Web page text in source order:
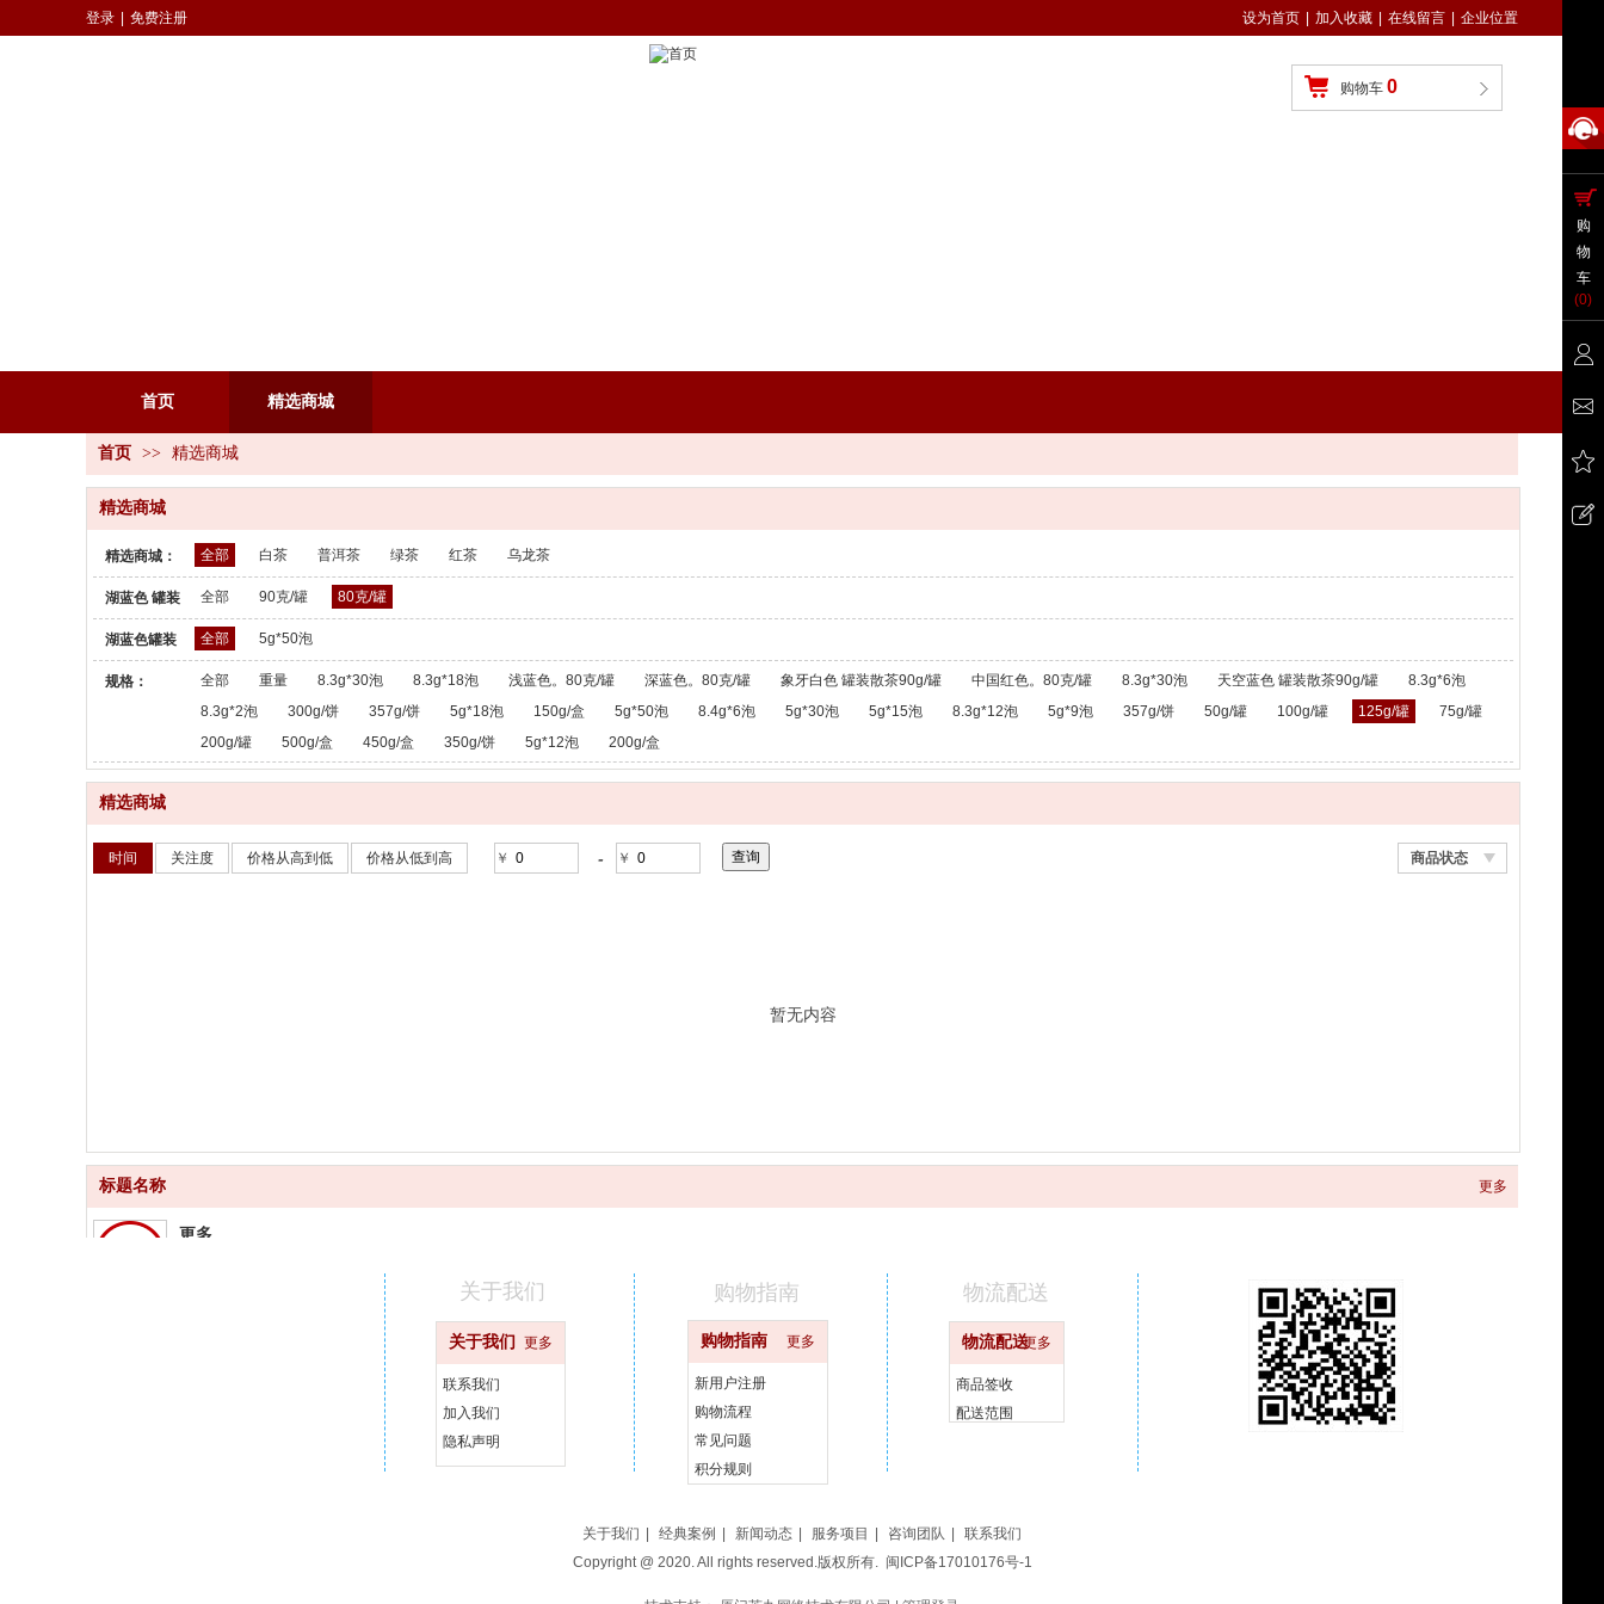
购物车 0
登录 免费注册 设为首页 加入收藏 在线留言 企业位置
首页 精选商城
首页 >> 精选商城
精选商城
精选商城： 全部 白茶 普洱茶 绿茶 红茶 乌龙茶
湖蓝色 罐装
散茶：
全部 90克/罐 80克/罐
湖蓝色罐装
散茶：
全部 5g*50泡
规格： 全部 重量 8.3g*30泡 8.3g*18泡 浅蓝色。80克/罐 深蓝色。80克/罐 象牙白色 罐装散茶90g/罐 中国红色。80克/罐 8.3g*30泡 天空蓝色 罐装散茶90g/罐
8.3g*6泡
8.3g*2泡
300g/饼 357g/饼 5g*18泡 150g/盒 5g*50泡 8.4g*6泡 5g*30泡 5g*15泡 8.3g*12泡 5g*9泡 357g/饼 50g/罐 100g/罐 125g/罐
75g/罐
200g/罐
500g/盒 450g/盒 350g/饼 5g*12泡 200g/盒
精选商城
商品状态
时间 关注度 价格从高到低 价格从低到高 ￥ - ￥
暂无内容
标题名称 更多
更多
关于我们 更多
联系我们
加入我们
隐私声明
购物指南 更多
新用户注册
购物流程
常见问题
积分规则
物流配送更多
商品签收
配送范围
关于我们 购物指南 物流配送
关于我们 经典案例 新闻动态 服务项目 咨询团队
联系我们
Copyright @ 2020. All rights reserved.版权所有. 闽ICP备17010176号-1
购
物
车
(0)